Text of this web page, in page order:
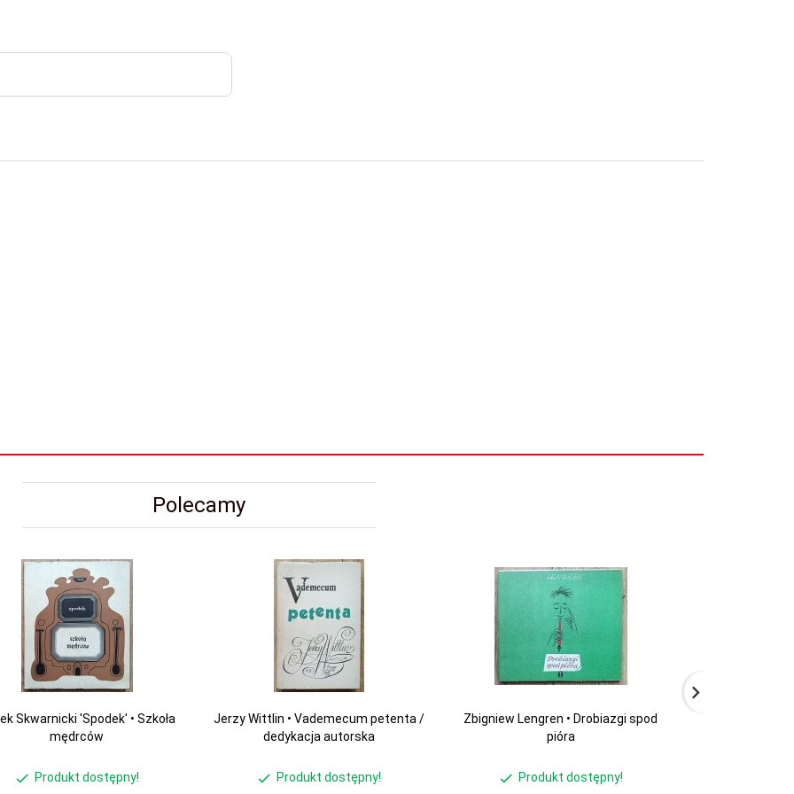
Polecamy
Skwarnicki 'Spodek' • Szkoła
mędrców
Produkt dostępny!
Jerzy Wittlin • Vademecum petenta /
dedykacja autorska
Produkt dostępny!
Zbigniew Lengren • Drobiazgi spod
pióra
Produkt dostępny!